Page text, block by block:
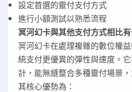
設定首選的靈付支付方式
進行小額測試以熟悉流程
冥河幻卡與其他支付方式相比
冥河幻卡在處理複雜的數位權
統支付更優異的彈性與速度。
計，能無縫整合多種靈付場景
其核心優勢為：